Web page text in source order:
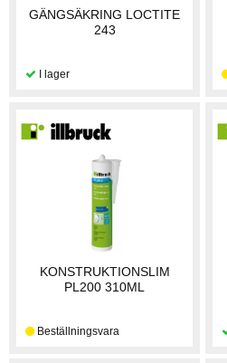
GÄNGSÄKRING LOCTITE
243
KONSTRUKTIONSLIM
PL200 310ML